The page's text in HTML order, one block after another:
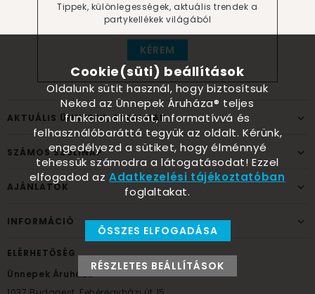
Tippek, különlegességek, aktuális trendek a
partykellékek világából
KÉREM
AKTUÁLIS ÜNNEPEK, ALKALMAK
SZÁMOS SZÜLINAP
AJÁNLATOK
INFORMÁCIÓ
ELÉRHETŐSÉG
Ünnepek Áruháza
Cookie(süti) beállítások
Oldalunk sütit használ, hogy biztosítsuk
Neked az Ünnepek Áruháza® teljes
funkcionalitását, informatívvá és
felhasználóbaráttá tegyük az oldalt. Kérünk,
engedélyezd a sütiket, hogy élménnyé
tehessük számodra a látogatásodat! Ezzel
elfogadod azAdatkezelési tájékoztatóban
foglaltakat.
ÖSSZES ELFOGADÁSA
RÉSZLETES BEÁLLÍTÁSOK